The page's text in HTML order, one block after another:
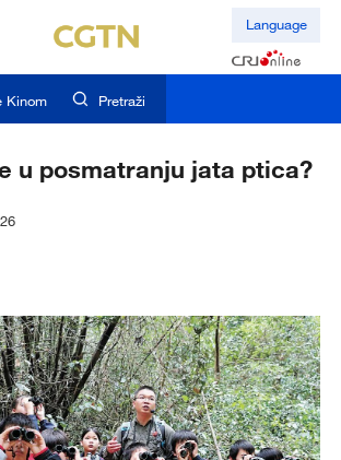
Language
Kinom Pretraži
u posmatranju jata ptica?